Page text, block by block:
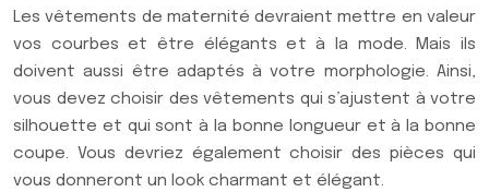
Les vêtements de maternité devraient mettre en valeur
vos courbes et être élégants et à la mode. Mais ils
doivent aussi être adaptés à votre morphologie. Ainsi,
vous devez choisir des vêtements qui s’ajustent à votre
silhouette et qui sont à la bonne longueur et à la bonne
coupe. Vous devriez également choisir des pièces qui
vous donneront un look charmant et élégant.